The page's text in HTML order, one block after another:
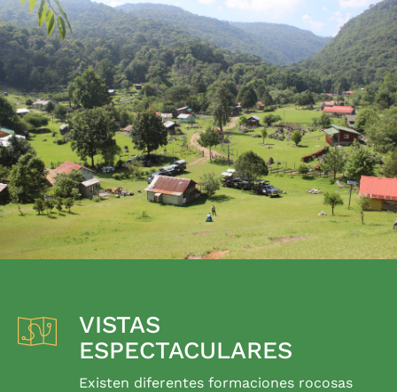
VISTAS
ESPECTACULARES
Existen diferentes formaciones rocosas